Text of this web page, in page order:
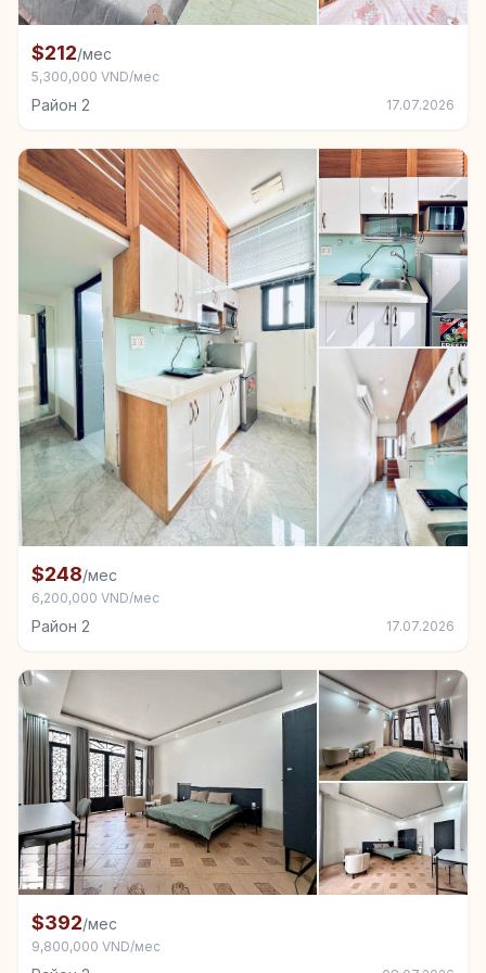
Комната в аренду в Район 2
$212/мес
5,300,000 VND/мес
Район 2 17.07.2026
Комната в аренду в Район 2
$248/мес
6,200,000 VND/мес
Район 2 17.07.2026
Комната в аренду в Район 2
$392/мес
9,800,000 VND/мес